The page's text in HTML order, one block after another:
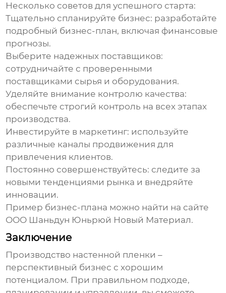
Несколько советов для успешного старта:
Тщательно спланируйте бизнес: разработайте
подробный бизнес-план, включая финансовые
прогнозы.
Выберите надежных поставщиков:
сотрудничайте с проверенными
поставщиками сырья и оборудования.
Уделяйте внимание контролю качества:
обеспечьте строгий контроль на всех этапах
производства.
Инвестируйте в маркетинг: используйте
различные каналы продвижения для
привлечения клиентов.
Постоянно совершенствуйтесь: следите за
новыми тенденциями рынка и внедряйте
инновации.
Пример бизнес-плана можно найти на сайте
ООО Шаньдун Юньрюй Новый Материал.
Заключение
Производство настенной пленки –
перспективный бизнес с хорошим
потенциалом. При правильном подходе,